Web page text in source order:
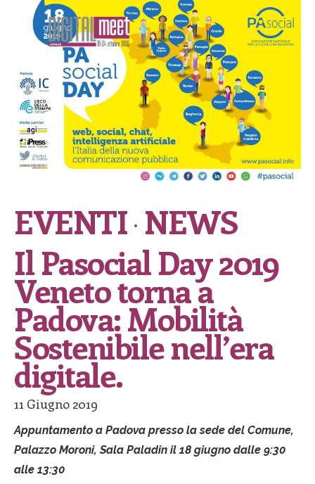
EVENTI NEWS
Il Pasocial Day 2019
Veneto torna a
Padova: Mobilità
Sostenibile nell’era
digitale.
11 Giugno 2019
Appuntamento a Padova presso la sede del Comune,
Palazzo Moroni, Sala Paladin il 18 giugno dalle 9:30
alle 13:30